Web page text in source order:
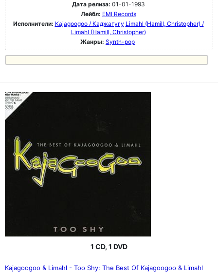
Дата релиза: 01-01-1993
Лейбл: EMI Records
Исполнители: Kajagoogoo / Каджагугу Limahl (Hamill, Christopher) /
Limahl (Hamill, Christopher)
Жанры: Synth-pop
1 CD, 1 DVD
Kajagoogoo & Limahl - Too Shy: The Best Of Kajagoogoo & Limahl